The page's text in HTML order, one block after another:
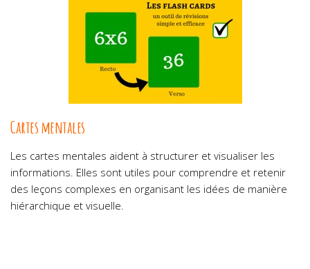
Cartes mentales
Les cartes mentales aident à structurer et visualiser les
informations. Elles sont utiles pour comprendre et retenir
des leçons complexes en organisant les idées de manière
hiérarchique et visuelle.